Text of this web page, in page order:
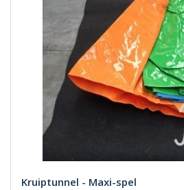
Kruiptunnel - Maxi-spel